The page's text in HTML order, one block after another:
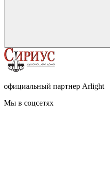
официальный партнер Arlight
Мы в соцсетях